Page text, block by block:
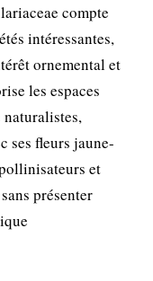
compte
intéressantes,
ornemental et
les espaces
ses fleurs jaune-
et
présenter